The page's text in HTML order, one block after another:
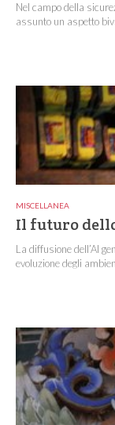
Nel campo della
assunto un aspetto
MISCELLANEA
Il futuro
La diffusione dell’AI
evoluzione degli